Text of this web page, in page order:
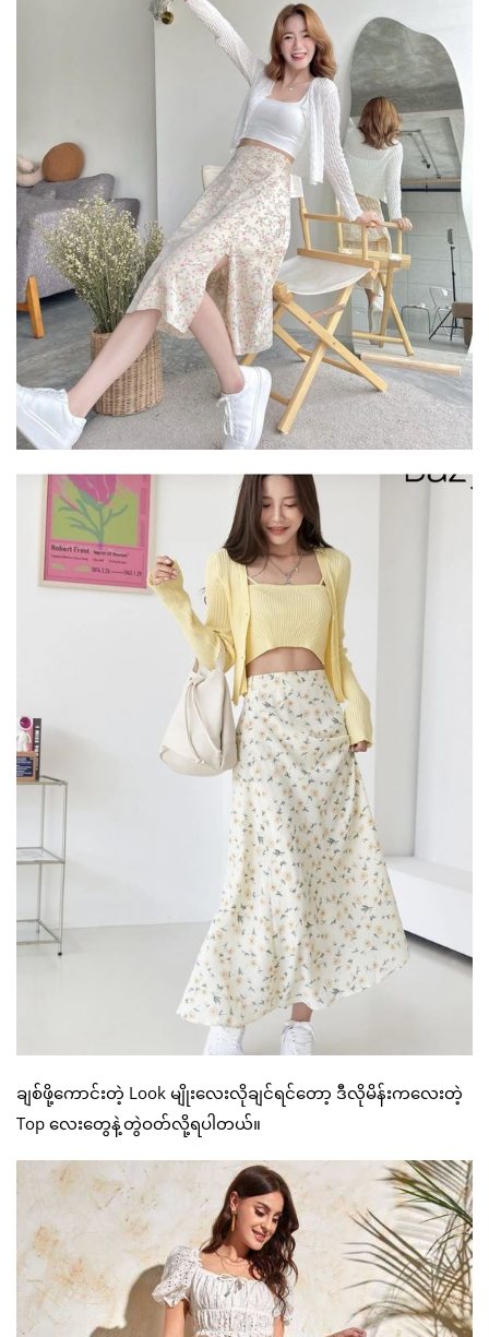
ချစ်ဖို့ကောင်းတဲ့ Look မျိုးလေးလိုချင်ရင်တော့ ဒီလိုမိန်းကလေးတဲ့
Top လေးတွေနဲ့တွဲဝတ်လို့ရပါတယ်။